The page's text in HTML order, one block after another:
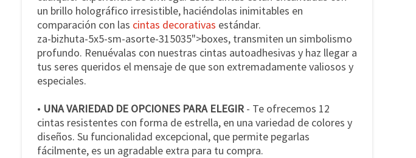
un brillo holográfico irresistible, haciéndolas inimitables en
comparación con las cintas decorativas estándar.
za-bizhuta-5x5-sm-asorte-315035">boxes, transmiten un simbolismo
profundo. Renuévalas con nuestras cintas autoadhesivas y haz llegar a
tus seres queridos el mensaje de que son extremadamente valiosos y
especiales.
• UNA VARIEDAD DE OPCIONES PARA ELEGIR - Te ofrecemos 12
cintas resistentes con forma de estrella, en una variedad de colores y
diseños. Su funcionalidad excepcional, que permite pegarlas
fácilmente, es un agradable extra para tu compra.